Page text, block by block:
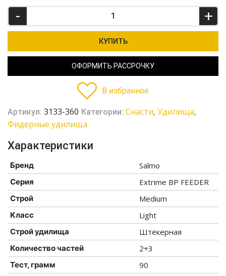
- +
КУПИТЬ
ОФОРМИТЬ РАССРОЧКУ
В избранное
Артикул: 3133-360 Категории: Cнасти, Удилища,
Фидерные удилища
Характеристики
Бренд Salmo
Серия Extrime BP FEEDER
Строй Medium
Класс Light
Строй удилища Штекерная
Количество частей 2+3
Тест, грамм 90